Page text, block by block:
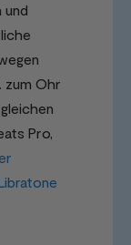
und
zum Ohr
Pro,